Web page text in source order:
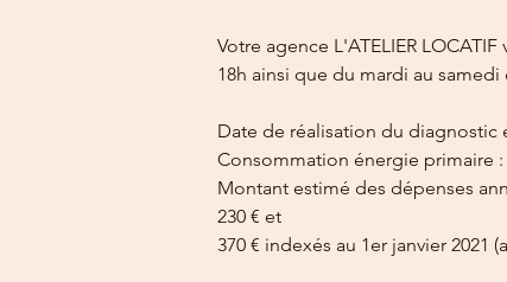
Votre agence L'ATELIER
18h ainsi que du mardi au samedi
Date de réalisation du diagnostic
Consommation énergie primaire :
Montant estimé des dépenses
230 € et
370 € indexés au 1er janvier 2021